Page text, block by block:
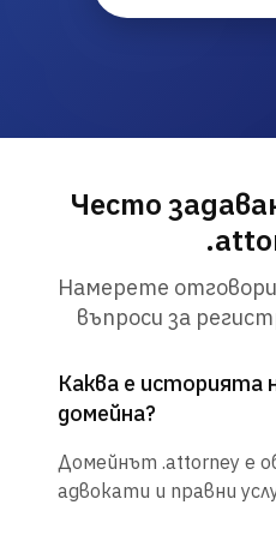
Често
Намерете
въпроси за
Каква е историята
домейна?
Домейнът .attorney е
адвокати и правни